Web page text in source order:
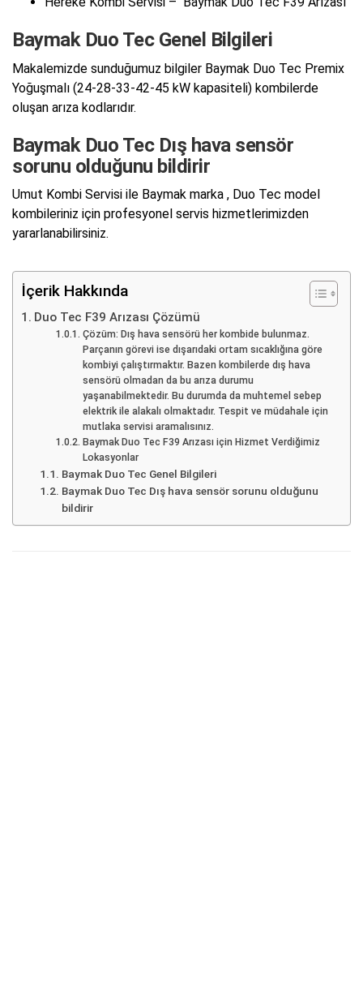
Baymak Duo Tec Genel Bilgileri
Makalemizde sunduğumuz bilgiler Baymak Duo Tec Premix
Yoğuşmalı (24-28-33-42-45 kW kapasiteli) kombilerde
oluşan arıza kodlarıdır.
Baymak Duo Tec Dış hava sensör
sorunu olduğunu bildirir
Umut Kombi Servisi ile Baymak marka , Duo Tec model
kombileriniz için profesyonel servis hizmetlerimizden
yararlanabilirsiniz.
İçerik Hakkında
Duo Tec F39 Arızası Çözümü
Çözüm: Dış hava sensörü her kombide bulunmaz.
Parçanın görevi ise dışarıdaki ortam sıcaklığına göre
kombiyi çalıştırmaktır. Bazen kombilerde dış hava
sensörü olmadan da bu arıza durumu
yaşanabilmektedir. Bu durumda da muhtemel sebep
elektrik ile alakalı olmaktadır. Tespit ve müdahale için
mutlaka servisi aramalısınız.
Baymak Duo Tec F39 Arızası için Hizmet Verdiğimiz
Lokasyonlar
Baymak Duo Tec Genel Bilgileri
Baymak Duo Tec Dış hava sensör sorunu olduğunu
bildirir